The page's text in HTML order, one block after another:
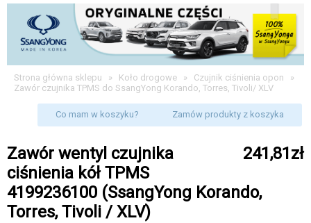
Strona główna sklepu » Koło drogowe » Czujnik ciśnienia opon »
Zawór czujnika TPMS do SsangYong Korando, Torres, Tivoli/ XLV
Co mam w koszyku? Zamów produkty z koszyka
241,81zł
Zawór wentyl czujnika
ciśnienia kół TPMS
4199236100 (SsangYong Korando,
Torres, Tivoli / XLV)